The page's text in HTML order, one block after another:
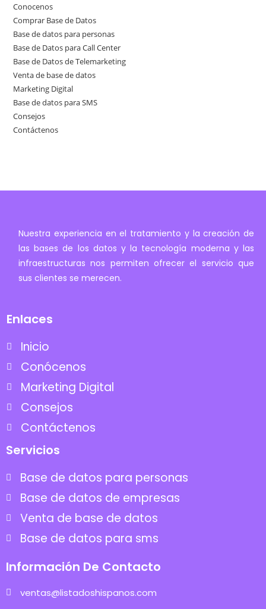
Conocenos
Comprar Base de Datos
Base de datos para personas
Base de Datos para Call Center
Base de Datos de Telemarketing
Venta de base de datos
Marketing Digital
Base de datos para SMS
Consejos
Contáctenos
Nuestra experiencia en el tratamiento y la creación de
las bases de los datos y la tecnología moderna y las
infraestructuras nos permiten ofrecer el servicio que
sus clientes se merecen.
Enlaces
Inicio
Conócenos
Marketing Digital
Consejos
Contáctenos
Servicios
Base de datos para personas
Base de datos de empresas
Venta de base de datos
Base de datos para sms
Información De Contacto
ventas@listadoshispanos.com